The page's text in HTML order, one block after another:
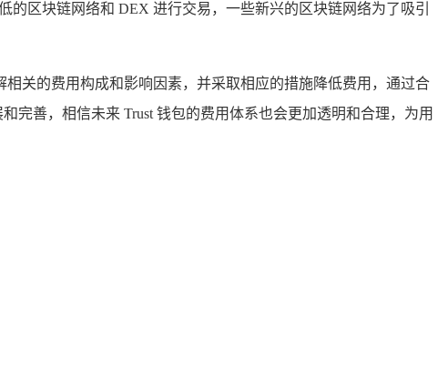
区块链网络和 DEX 进行交易，一些新兴的区块链网络为了吸引
关的费用构成和影响因素，并采取相应的措施降低费用，通过合
完善，相信未来 Trust 钱包的费用体系也会更加透明和合理，为用